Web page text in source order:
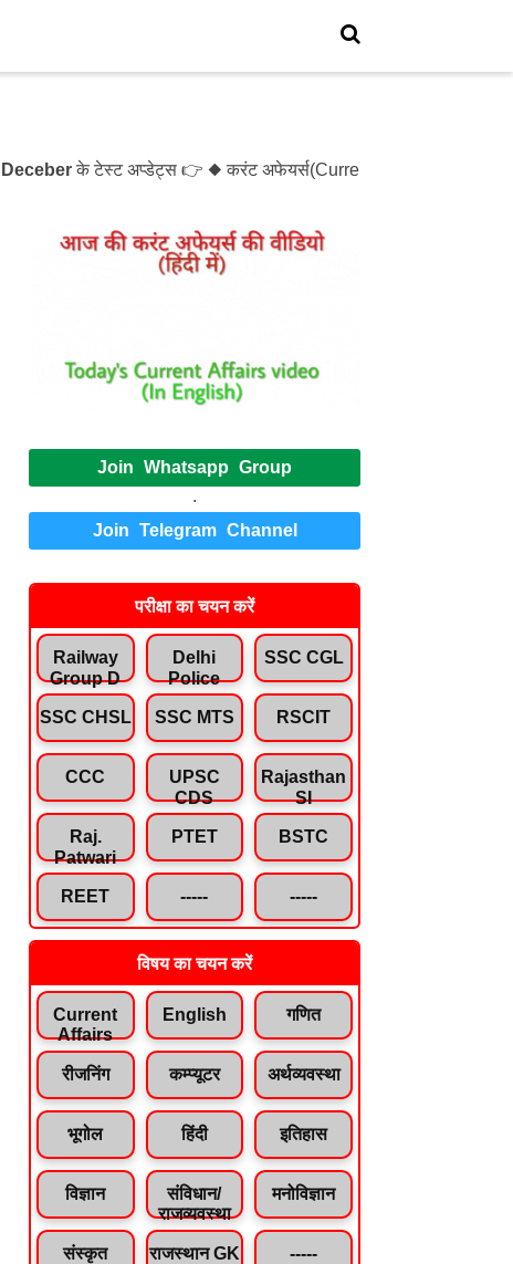
के टेस्ट अप्डेट्स 👉 ◆ करंट अफेयर्स(Current Affairs)- Test- 1214 ◆
Join Whatsapp Group
.
Join Telegram Channel
परीक्षा का चयन करें
Railway
Group D
Delhi
Police
SSC CGL
SSC CHSL SSC MTS RSCIT
CCC
UPSC
CDS
Rajasthan
SI
Raj.
Patwari
PTET BSTC
REET ----- -----
विषय का चयन करें
Current
Affairs
English गणित
रीजनिंग कम्प्यूटर अर्थव्यवस्था
भूगोल हिंदी इतिहास
विज्ञान
संविधान/
राजव्यवस्था
मनोविज्ञान
संस्कृत राजस्थान GK -----